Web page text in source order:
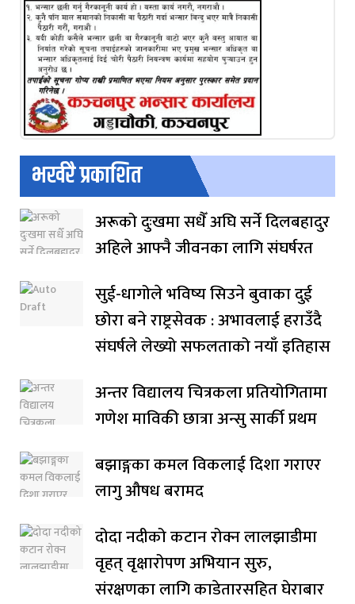
भर्खरै प्रकाशित
अरूको दुःखमा सधैँ अघि सर्ने दिलबहादुर
अहिले आफ्नै जीवनका लागि संघर्षरत
सुई-धागोले भविष्य सिउने बुवाका दुई
छोरा बने राष्ट्रसेवक : अभावलाई हराउँदै
संघर्षले लेख्यो सफलताको नयाँ इतिहास
अन्तर विद्यालय चित्रकला प्रतियोगितामा
गणेश माविकी छात्रा अन्सु सार्की प्रथम
बझाङ्गका कमल विकलाई दिशा गराएर
लागु औषध बरामद
दोदा नदीको कटान रोक्न लालझाडीमा
वृहत् वृक्षारोपण अभियान सुरु,
संरक्षणका लागि काडेतारसहित घेराबार